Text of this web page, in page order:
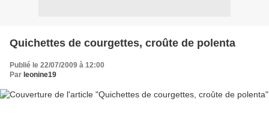
Quichettes de courgettes, croûte de polenta
Publié le 22/07/2009 à 12:00
Par leonine19